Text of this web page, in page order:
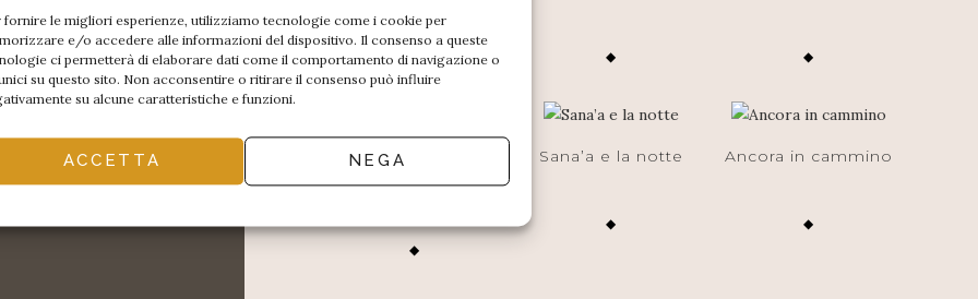
fornire le migliori esperienze, utilizziamo tecnologie come i cookie per
e/o accedere alle informazioni del dispositivo. Il consenso a queste
ci permetterà di elaborare dati come il comportamento di navigazione o
su questo sito. Non acconsentire o ritirare il consenso può influire
su alcune caratteristiche e funzioni.
ACCETTA NEGA
◆ ◆ ◆
Io cammino con i
◆
Sana’a e la notte
◆
Ancora in cammino
◆